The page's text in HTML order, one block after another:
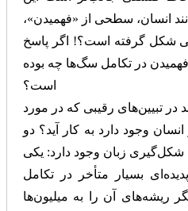
انسان، سطحی از «فهمیدن»،
شکل گرفته است؟! اگر پاسخ
در تکامل سگ‌ها چه بوده
است؟
در تبیین‌های رقیبی که در مورد
وجود دارد به کار آید؟ دو
شکل‌گیری زبان وجود دارد: یکی
بسیار متأخر در تکامل
ریشه‌های آن را به میلیون‌ها